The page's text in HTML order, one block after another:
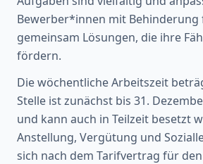
Bewerber*innen mit
gemeinsam Lösungen, die ihre
fördern.
Die wöchentliche Arbeitszeit
Stelle ist zunächst bis 31.
und kann auch in Teilzeit besetzt
Anstellung, Vergütung und
sich nach dem Tarifvertrag für